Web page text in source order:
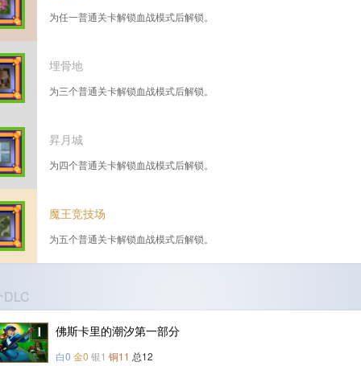
为任一普通关卡解锁血战模式后解锁。
埋骨地
为三个普通关卡解锁血战模式后解锁。
昇月城
为四个普通关卡解锁血战模式后解锁。
魔王竞技场
为五个普通关卡解锁血战模式后解锁。
DLC
佛斯卡里的潮汐第一部分
白0 金0 银1 铜11 总12